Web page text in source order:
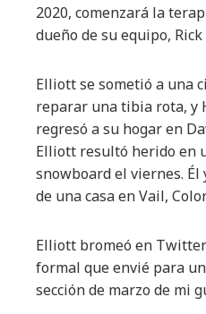
2020, comenzará la
dueño de su equipo,
Elliott se sometió a una
reparar una tibia rota, y
regresó a su hogar en
Elliott resultó herido en
snowboard el viernes.
de una casa en Vail,
Elliott bromeó en
formal que envié para
sección de marzo de mi